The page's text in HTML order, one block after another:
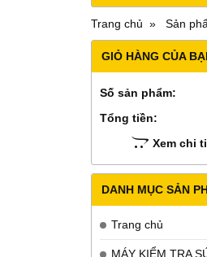
Trang chủ Sản
GIỎ HÀNG CỦA
Số sản phẩm:
Tổng tiền:
Xem chi
DANH MỤC SẢN
Trang chủ
MÁY KIỂM TRA